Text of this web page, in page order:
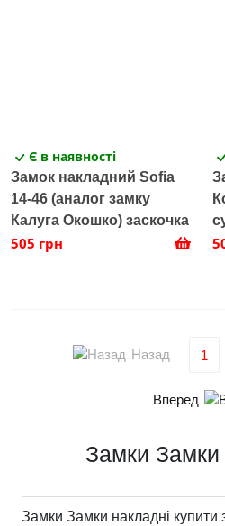
Є в наявності
Замок накладний Sofia
14-46 (аналог замку
Калуга Окошко) заскочка
505 грн
Назад 1
Вперед
Замки Замки
Замки Замки накладні купити